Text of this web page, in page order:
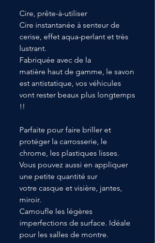
Cire, prête-à-utiliser
Cire instantanée à senteur de
cerise, effet aqua-perlant et très
lustrant.
Fabriquée avec de la
matière haut de gamme, le savon
est antistatique, vos véhicules
vont rester beaux plus longtemps
!!
Parfaite pour faire briller et
protéger la carrosserie, le
chrome, les plastiques lisses.
Vous pouvez aussi en appliquer
une petite quantité sur
votre casque et visière, jantes,
miroir.
Camoufle les légères
imperfections de surface. Idéale
pour les salles de montre.